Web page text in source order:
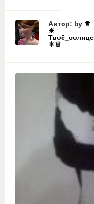
Автор: by ♕
☀
Твоё_солнце
☀♕